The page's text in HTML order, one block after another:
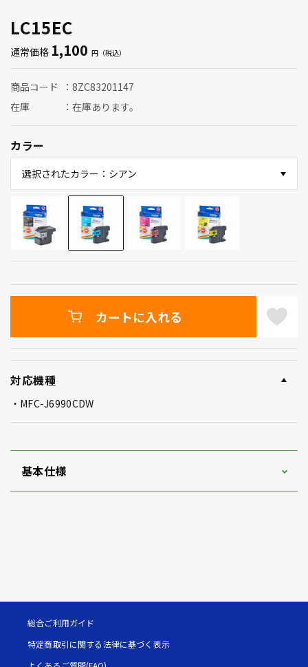
LC15EC
通常価格 1,100
商品コード
8ZC83201147
在庫
在庫あります。
カラー
選択されたカラー：シアン
カートに入れる
対応機種
MFC-J6990CDW
基本仕様
総合ご利用ガイド
特定商取引に関する法律に基づく表示